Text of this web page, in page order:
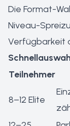
Die Format-
Niveau-
Verfügbarkeit
Teilnehmer
8–12 Elite